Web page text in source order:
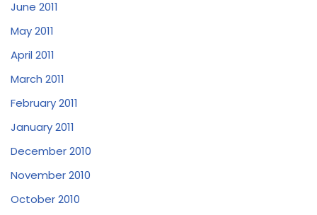
June 2011
May 2011
April 2011
March 2011
February 2011
January 2011
December 2010
November 2010
October 2010